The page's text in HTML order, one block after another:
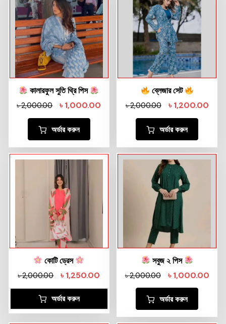
কালারফুল সুতি থ্রি পিস
৳2,000.00 ৳1,000.00
অর্ডার করুন
ব্লেজার সেট
৳2,000.00 ৳1,200.00
অর্ডার করুন
কোটি ড্রেস
৳2,000.00 ৳1,250.00
অর্ডার করুন
সবুজ ২ পিস
৳2,000.00 ৳1,000.00
অর্ডার করুন